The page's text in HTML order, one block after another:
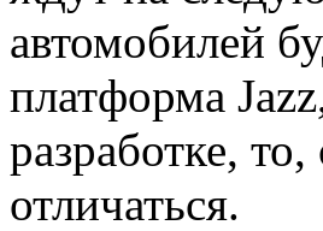
автомобилей
платформа
разработке,
отличаться.